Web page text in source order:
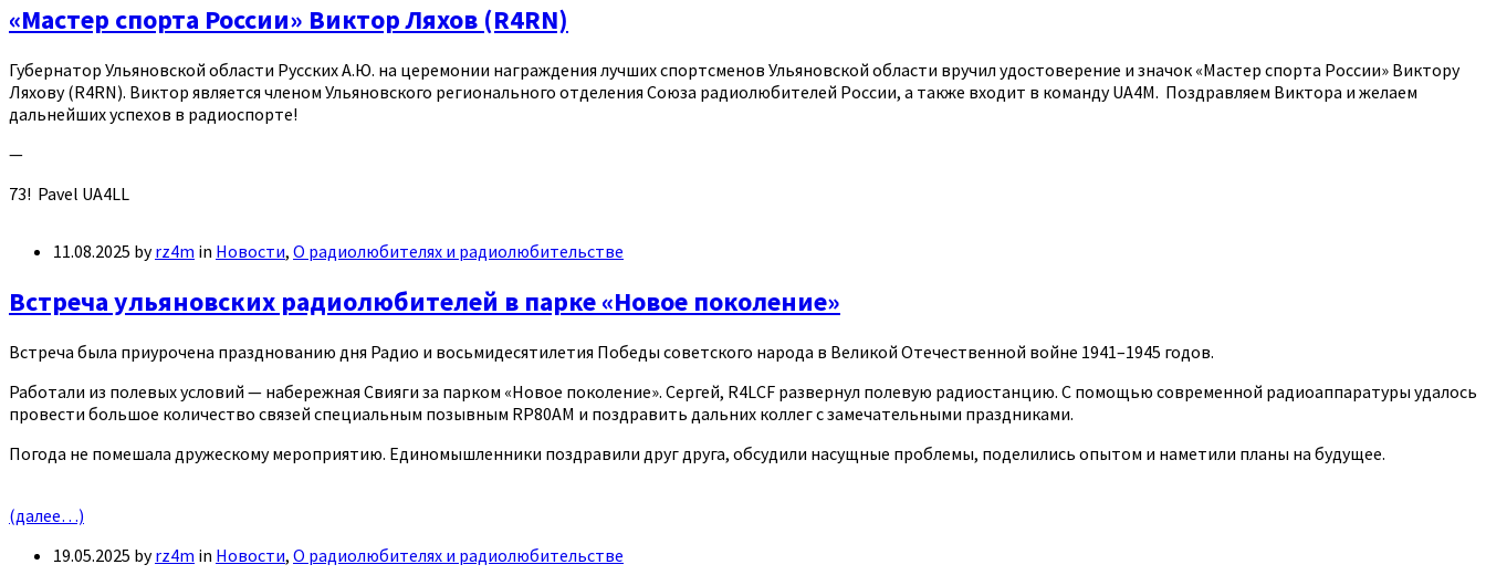
«Мастер спорта России» Виктор Ляхов (R4RN)
Губернатор Ульяновской области Русских А.Ю. на церемонии награждения лучших спортсменов Ульяновской области вручил удостоверение и значок «Мастер спорта России» Виктору
Ляхову (R4RN). Виктор является членом Ульяновского регионального отделения Союза радиолюбителей России, а также входит в команду UA4M. Поздравляем Виктора и желаем
дальнейших успехов в радиоспорте!
—
73! Pavel UA4LL
11.08.2025 byrz4m in Новости, О радиолюбителях и радиолюбительстве
Встреча ульяновских радиолюбителей в парке «Новое поколение»
Встреча была приурочена празднованию дня Радио и восьмидесятилетия Победы советского народа в Великой Отечественной войне 1941–1945 годов.
Работали из полевых условий — набережная Свияги за парком «Новое поколение». Сергей, R4LCF развернул полевую радиостанцию. С помощью современной радиоаппаратуры удалось
провести большое количество связей специальным позывным RP80AM и поздравить дальних коллег с замечательными праздниками.
Погода не помешала дружескому мероприятию. Единомышленники поздравили друг друга, обсудили насущные проблемы, поделились опытом и наметили планы на будущее.
(далее…)
19.05.2025 byrz4m in Новости, О радиолюбителях и радиолюбительстве